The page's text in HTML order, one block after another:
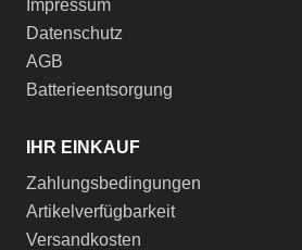
Impressum
Datenschutz
AGB
Batterieentsorgung
IHR EINKAUF
Zahlungsbedingungen
Artikelverfügbarkeit
Versandkosten